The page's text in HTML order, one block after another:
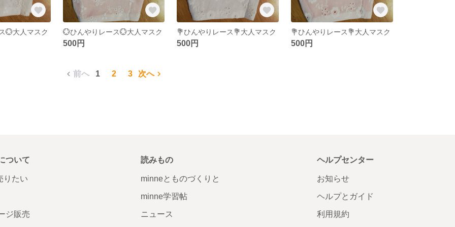
💮大人マスク 💮ひんやりレース💮大人マスク
500円
💐ひんやりレース💐大人マスク
500円
💐ひんやりレース💐大人マスク
500円
前へ 1 2 3 次へ
ついて
りたい
ジ販売
読みもの
minneとものづくりと
minne学習帖
ニュース
ヘルプセンター
お知らせ
ヘルプとガイド
利用規約